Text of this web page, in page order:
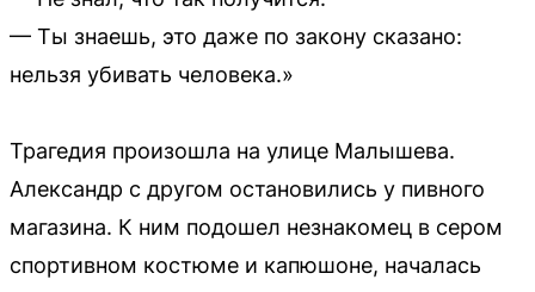
— Ты знаешь, это даже по закону сказано:
нельзя убивать человека.»
Трагедия произошла на улице Малышева.
Александр с другом остановились у пивного
магазина. К ним подошел незнакомец в сером
спортивном костюме и капюшоне, началась